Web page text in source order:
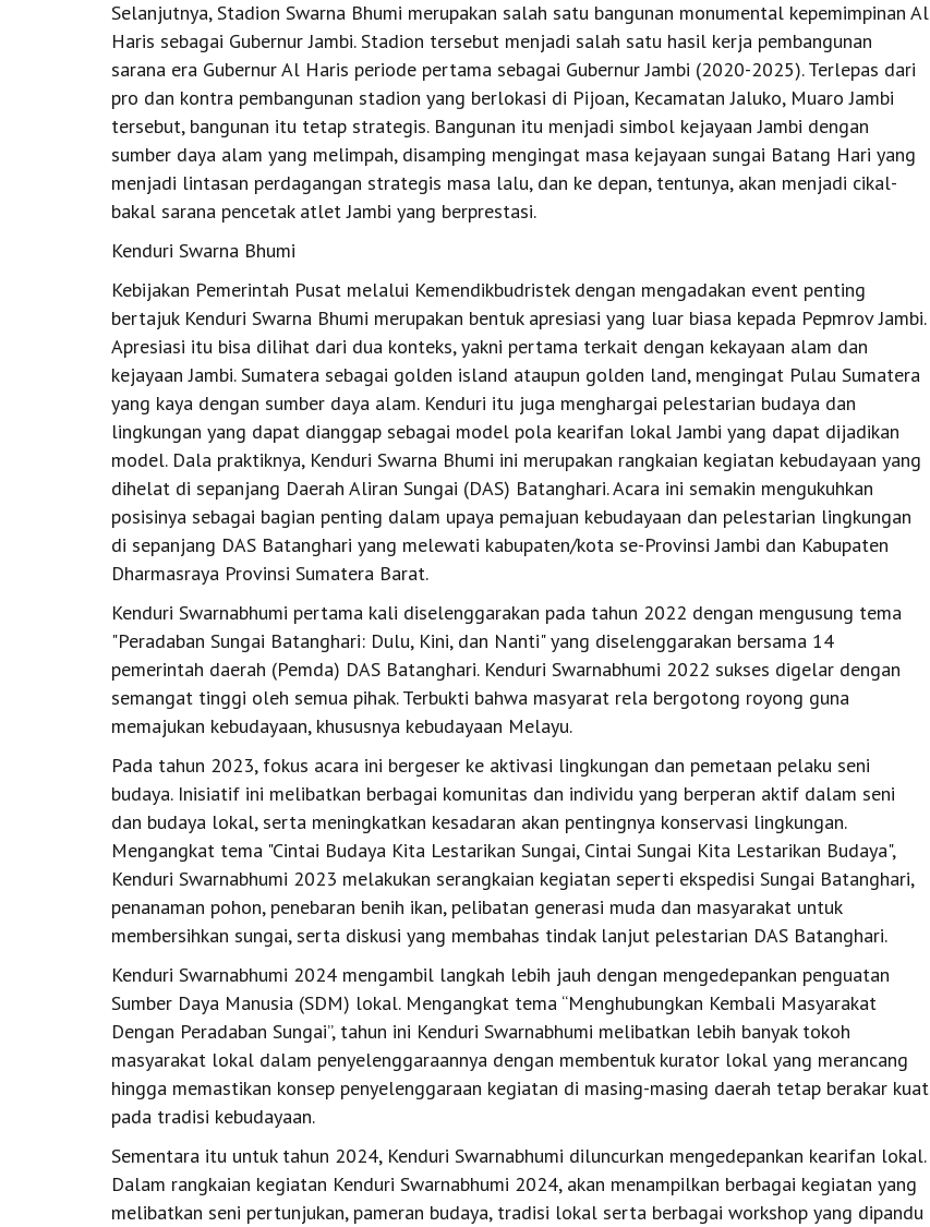
Selanjutnya, Stadion Swarna Bhumi merupakan salah satu bangunan monumental kepemimpinan Al
Haris sebagai Gubernur Jambi. Stadion tersebut menjadi salah satu hasil kerja pembangunan
sarana era Gubernur Al Haris periode pertama sebagai Gubernur Jambi (2020-2025). Terlepas dari
pro dan kontra pembangunan stadion yang berlokasi di Pijoan, Kecamatan Jaluko, Muaro Jambi
tersebut, bangunan itu tetap strategis. Bangunan itu menjadi simbol kejayaan Jambi dengan
sumber daya alam yang melimpah, disamping mengingat masa kejayaan sungai Batang Hari yang
menjadi lintasan perdagangan strategis masa lalu, dan ke depan, tentunya, akan menjadi cikal-
bakal sarana pencetak atlet Jambi yang berprestasi.
Kenduri Swarna Bhumi
Kebijakan Pemerintah Pusat melalui Kemendikbudristek dengan mengadakan event penting
bertajuk Kenduri Swarna Bhumi merupakan bentuk apresiasi yang luar biasa kepada Pepmrov Jambi.
Apresiasi itu bisa dilihat dari dua konteks, yakni pertama terkait dengan kekayaan alam dan
kejayaan Jambi. Sumatera sebagai golden island ataupun golden land, mengingat Pulau Sumatera
yang kaya dengan sumber daya alam. Kenduri itu juga menghargai pelestarian budaya dan
lingkungan yang dapat dianggap sebagai model pola kearifan lokal Jambi yang dapat dijadikan
model. Dala praktiknya, Kenduri Swarna Bhumi ini merupakan rangkaian kegiatan kebudayaan yang
dihelat di sepanjang Daerah Aliran Sungai (DAS) Batanghari. Acara ini semakin mengukuhkan
posisinya sebagai bagian penting dalam upaya pemajuan kebudayaan dan pelestarian lingkungan
di sepanjang DAS Batanghari yang melewati kabupaten/kota se-Provinsi Jambi dan Kabupaten
Dharmasraya Provinsi Sumatera Barat.
Kenduri Swarnabhumi pertama kali diselenggarakan pada tahun 2022 dengan mengusung tema
"Peradaban Sungai Batanghari: Dulu, Kini, dan Nanti" yang diselenggarakan bersama 14
pemerintah daerah (Pemda) DAS Batanghari. Kenduri Swarnabhumi 2022 sukses digelar dengan
semangat tinggi oleh semua pihak. Terbukti bahwa masyarat rela bergotong royong guna
memajukan kebudayaan, khususnya kebudayaan Melayu.
Pada tahun 2023, fokus acara ini bergeser ke aktivasi lingkungan dan pemetaan pelaku seni
budaya. Inisiatif ini melibatkan berbagai komunitas dan individu yang berperan aktif dalam seni
dan budaya lokal, serta meningkatkan kesadaran akan pentingnya konservasi lingkungan.
Mengangkat tema "Cintai Budaya Kita Lestarikan Sungai, Cintai Sungai Kita Lestarikan Budaya",
Kenduri Swarnabhumi 2023 melakukan serangkaian kegiatan seperti ekspedisi Sungai Batanghari,
penanaman pohon, penebaran benih ikan, pelibatan generasi muda dan masyarakat untuk
membersihkan sungai, serta diskusi yang membahas tindak lanjut pelestarian DAS Batanghari.
Kenduri Swarnabhumi 2024 mengambil langkah lebih jauh dengan mengedepankan penguatan
Sumber Daya Manusia (SDM) lokal. Mengangkat tema “Menghubungkan Kembali Masyarakat
Dengan Peradaban Sungai”, tahun ini Kenduri Swarnabhumi melibatkan lebih banyak tokoh
masyarakat lokal dalam penyelenggaraannya dengan membentuk kurator lokal yang merancang
hingga memastikan konsep penyelenggaraan kegiatan di masing-masing daerah tetap berakar kuat
pada tradisi kebudayaan.
Sementara itu untuk tahun 2024, Kenduri Swarnabhumi diluncurkan mengedepankan kearifan lokal.
Dalam rangkaian kegiatan Kenduri Swarnabhumi 2024, akan menampilkan berbagai kegiatan yang
melibatkan seni pertunjukan, pameran budaya, tradisi lokal serta berbagai workshop yang dipandu